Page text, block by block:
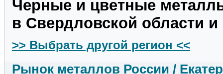
Черные и цветные
в Свердловской области и
>> Выбрать другой регион <<
Рынок металлов России /